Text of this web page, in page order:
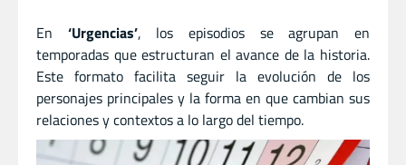
En ‘Urgencias’, los episodios se agrupan en
temporadas que estructuran el avance de la historia.
Este formato facilita seguir la evolución de los
personajes principales y la forma en que cambian sus
relaciones y contextos a lo largo del tiempo.